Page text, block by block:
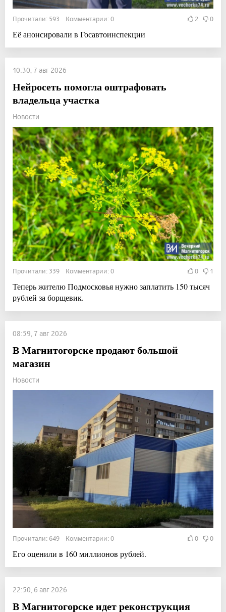
Прочитали: 593 Комментарии: 0 2 0
Её анонсировали в Госавтоинспекции
10:30, 7 авг 2026
Нейросеть помогла оштрафовать
владельца участка
Новости
Прочитали: 339 Комментарии: 0 0 1
Теперь жителю Подмосковья нужно заплатить 150 тысяч
рублей за борщевик.
08:59, 7 авг 2026
В Магнитогорске продают большой
магазин
Новости
Прочитали: 649 Комментарии: 0 0 0
Его оценили в 160 миллионов рублей.
22:50, 6 авг 2026
В Магнитогорске идет реконструкция